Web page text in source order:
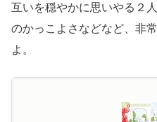
互いを穏やかに思いやる２
のかっこよさなどなど、非
よ。